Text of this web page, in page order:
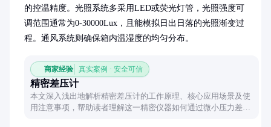
的控温精度。光照系统多采用LED或荧光灯管，光照强度可
调范围通常为0-30000Lux，且能模拟日出日落的光照渐变过
程。通风系统则确保箱内温湿度的均匀分布。
商家经验 真实案例 · 安全可信
精密差压计
本文深入浅出地解析精密差压计的工作原理、核心应用场景及使
用注意事项，帮助读者理解这一精密仪器如何通过微小压力差实